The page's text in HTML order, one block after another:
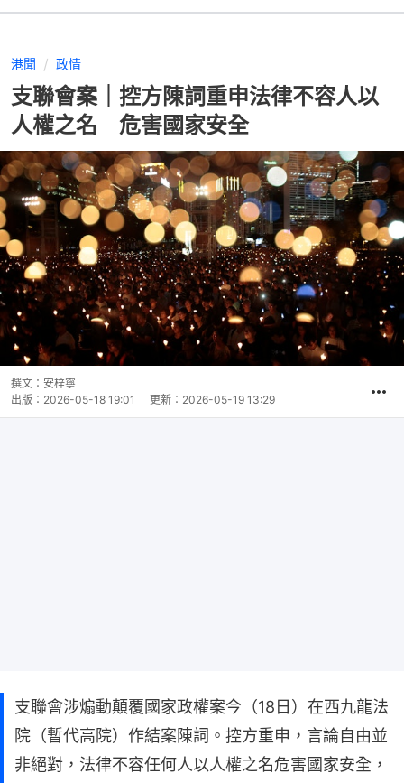
港聞 政情
支聯會案｜控方陳詞重申法律不容人以
人權之名 危害國家安全
撰文： 安梓寧
出版： 2026-05-18 19:01 更新： 2026-05-19 13:29
支聯會涉煽動顛覆國家政權案今（18日）在西九龍法
院（暫代高院）作結案陳詞。控方重申，言論自由並
非絕對，法律不容任何人以人權之名危害國家安全，